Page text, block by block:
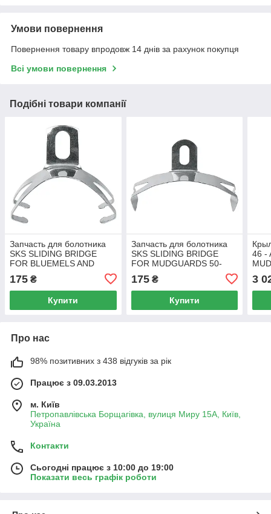
Умови повернення
Повернення товару впродовж 14 днів за рахунок покупця
Всі умови повернення
Подібні товари компанії
Запчасть для болотника
SKS SLIDING BRIDGE
FOR BLUEMELS AND
COMMUTERS 42-45MM,
STEEL, SILVER SILVER
175 ₴
Купити
Запчасть для болотника
SKS SLIDING BRIDGE
FOR MUDGUARDS 50-
SILVER
175₴
Купити
46 -
3
Про нас
98% позитивних з 438 відгуків за рік
Працює з 09.03.2013
м. Київ
Петропавлівська Борщагівка, вулиця Миру 15А, Київ,
Україна
Контакти
Сьогодні працює з 10:00 до 19:00
Показати весь графік роботи